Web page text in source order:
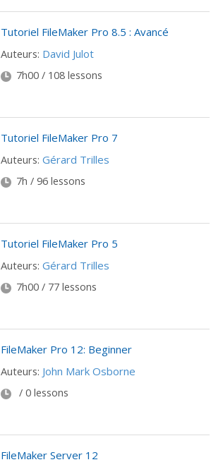
Tutoriel FileMaker Pro 8.5 : Avancé
Auteurs: David Julot
7h00 / 108 lessons
Tutoriel FileMaker Pro 7
Auteurs: Gérard Trilles
7h / 96 lessons
Tutoriel FileMaker Pro 5
Auteurs: Gérard Trilles
7h00 / 77 lessons
FileMaker Pro 12: Beginner
Auteurs: John Mark Osborne
/ 0 lessons
FileMaker Server 12